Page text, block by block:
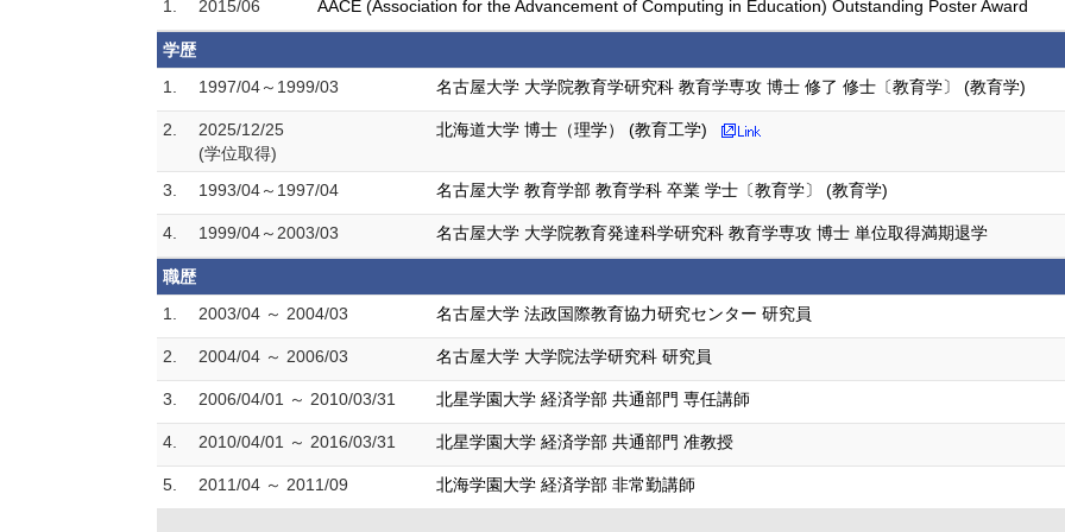
1.
2015/06 AACE (Association for the Advancement of Computing in Education) Outstanding Poster Award
学歴
1.
1997/04～1999/03 名古屋大学 大学院教育学研究科 教育学専攻 博士 修了 修士〔教育学〕 (教育学)
2.
2025/12/25
(学位取得)
北海道大学 博士（理学） (教育工学)
3. 1993/04～1997/04 名古屋大学 教育学部 教育学科 卒業 学士〔教育学〕 (教育学)
4. 1999/04～2003/03 名古屋大学 大学院教育発達科学研究科 教育学専攻 博士 単位取得満期退学
職歴
1.
2003/04 ～ 2004/03 名古屋大学 法政国際教育協力研究センター 研究員
2. 2004/04 ～ 2006/03 名古屋大学 大学院法学研究科 研究員
3. 2006/04/01 ～ 2010/03/31 北星学園大学 経済学部 共通部門 専任講師
4. 2010/04/01 ～ 2016/03/31 北星学園大学 経済学部 共通部門 准教授
5. 2011/04 ～ 2011/09 北海学園大学 経済学部 非常勤講師